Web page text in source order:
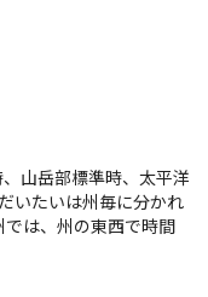
山岳部標準時、太平洋
いたいは州毎に分かれ
は、州の東西で時間